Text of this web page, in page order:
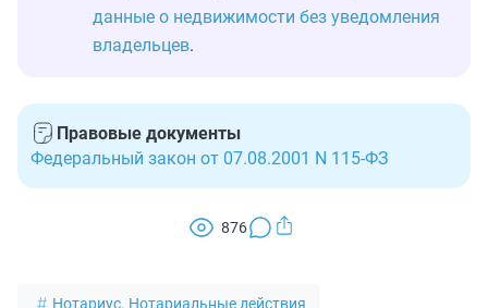
данные о недвижимости без уведомления
владельцев.
Правовые документы
Федеральный закон от 07.08.2001 N 115-ФЗ
876
Нотариус. Нотариальные действия